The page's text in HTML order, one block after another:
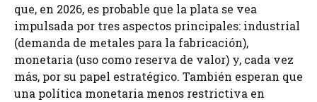
que, en 2026, es probable que la plata se vea
impulsada por tres aspectos principales: industrial
(demanda de metales para la fabricación),
monetaria (uso como reserva de valor) y, cada vez
más, por su papel estratégico. También esperan que
una política monetaria menos restrictiva en